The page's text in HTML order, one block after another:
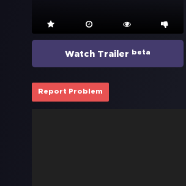
Watch Trailer beta
Report Problem